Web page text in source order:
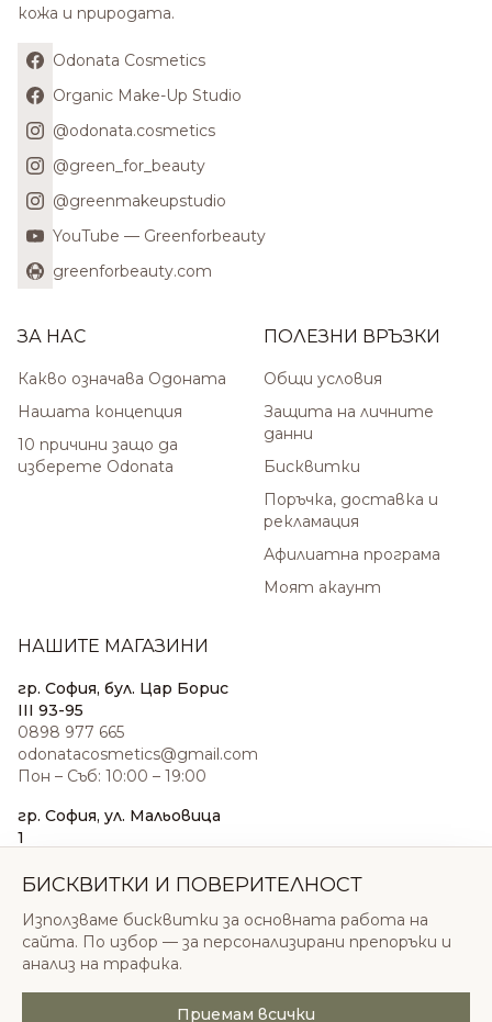
кожа и природата.
Odonata Cosmetics
Organic Make-Up Studio
@odonata.cosmetics
@green_for_beauty
@greenmakeupstudio
YouTube — Greenforbeauty
greenforbeauty.com
ЗА НАС
Какво означава Одоната
Нашата концепция
10 причини защо да
изберете Odonata
ПОЛЕЗНИ ВРЪЗКИ
Общи условия
Защита на личните
данни
Бисквитки
Поръчка, доставка и
рекламация
Афилиатна програма
Моят акаунт
НАШИТЕ МАГАЗИНИ
гр. София, бул. Цар Борис
III 93-95
0898 977 665
odonatacosmetics@gmail.com
Пон – Съб: 10:00 – 19:00
гр. София, ул. Мальовица
1
sales@odonatacosmetics.com
Нед: 11:00 – 18:00
БИСКВИТКИ И ПОВЕРИТЕЛНОСТ
Използваме бисквитки за основната работа на
сайта. По избор — за персонализирани препоръки и
анализ на трафика.
Приемам всички